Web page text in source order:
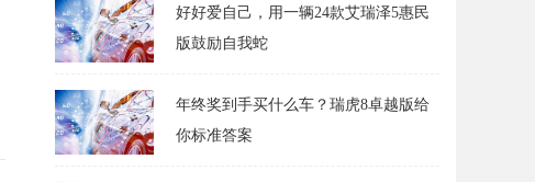
好好爱自己，用一辆24款艾瑞泽5惠民
版鼓励自我蛇
年终奖到手买什么车？瑞虎8卓越版给
你标准答案